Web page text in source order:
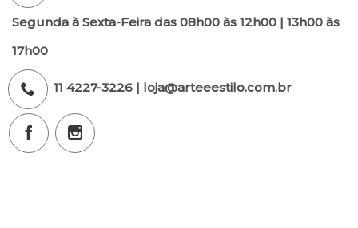
Segunda à Sexta-Feira das 08h00 às 12h00 | 13h00 às
17h00
11 4227-3226 | loja@arteeestilo.com.br